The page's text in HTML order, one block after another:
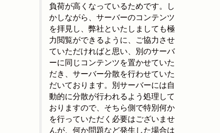
負荷が高くなっているためです。し
かしながら、サーバーのコンテンツ
を拝見し、弊社といたしましても極
力閲覧ができるように、ご協力させ
ていただければと思い、別のサーバ
ーに同じコンテンツを置かせていた
だき、サーバー分散を行わせていた
だいております。別サーバーには自
動的に分散が行われるよう処理して
おりますので、そちら側で特別何か
を行っていただく必要はございませ
んが、何か問題など発生した場合は